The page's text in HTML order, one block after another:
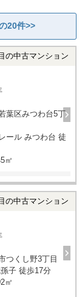
20件>>
の中古マンション
葉区みつわ台5丁
ール みつわ台 徒
㎡
の中古マンション
つくし野3丁目
子 徒歩17分
㎡